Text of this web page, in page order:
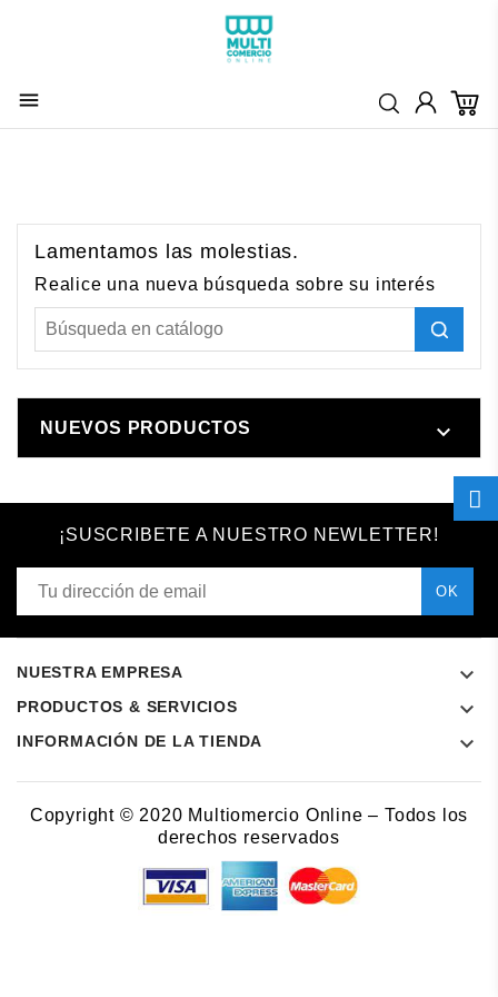

Lamentamos las molestias.
Realice una nueva búsqueda sobre su interés
NUEVOS PRODUCTOS 
¡SUSCRIBETE A NUESTRO NEWLETTER!
NUESTRA EMPRESA 
PRODUCTOS & SERVICIOS 
INFORMACIÓN DE LA TIENDA 
Copyright © 2020 Multiomercio Online – Todos los
derechos reservados